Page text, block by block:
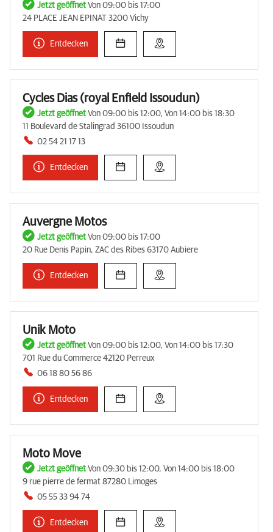
Jetzt geöffnet Von 09:00 bis 17:00
24 PLACE JEAN EPINAT 3200 Vichy
Entdecken
Cycles Dias (royal Enfield Issoudun)
Jetzt geöffnet Von 09:00 bis 12:00, Von 14:00 bis 18:30
11 Boulevard de Stalingrad 36100 Issoudun
02 54 21 17 13
Entdecken
Auvergne Motos
Jetzt geöffnet Von 09:00 bis 17:00
20 Rue Denis Papin, ZAC des Ribes 63170 Aubiere
Entdecken
Unik Moto
Jetzt geöffnet Von 09:00 bis 12:00, Von 14:00 bis 17:30
701 Rue du Commerce 42120 Perreux
06 18 80 56 86
Entdecken
Moto Move
Jetzt geöffnet Von 09:30 bis 12:00, Von 14:00 bis 18:00
9 rue pierre de fermat 87280 Limoges
05 55 33 94 74
Entdecken